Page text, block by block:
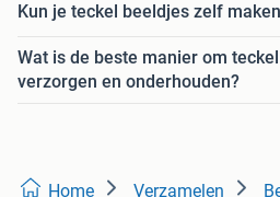
Kun je teckel beeldjes zelf
Wat is de beste manier om
verzorgen en onderhouden?
Home Verzamelen